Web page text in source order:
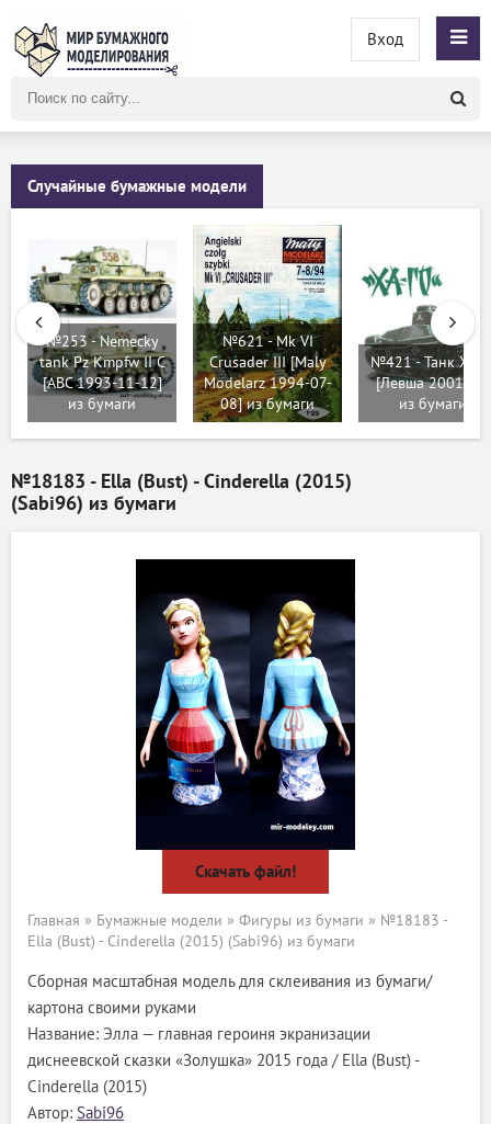
сайту
Вход
Случайные бумажные модели
№253 - Nemecky
tank Pz Kmpfw II C
[ABC 1993-11-12]
из бумаги
№621 - Mk VI
Crusader III [Maly
Modelarz 1994-07-
08] из бумаги
№421 - Танк Ха-
[Левша 2001-02]
из бумаги
№18183 - Ella (Bust) - Cinderella (2015)
(Sabi96) из бумаги
Скачать файл!
Главная » Бумажные модели » Фигуры из бумаги » №18183 -
Ella (Bust) - Cinderella (2015) (Sabi96) из бумаги
Сборная масштабная модель для склеивания из бумаги/
картона своими руками
Название: Элла — главная героиня экранизации
диснеевской сказки «Золушка» 2015 года / Ella (Bust) -
Cinderella (2015)
Автор: Sabi96